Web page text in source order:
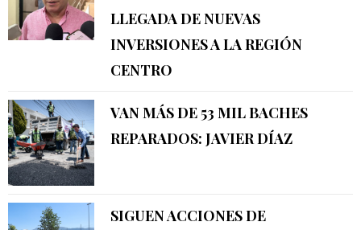
LLEGADA DE NUEVAS
INVERSIONES A LA REGIÓN
CENTRO
VAN MÁS DE 53 MIL BACHES
REPARADOS: JAVIER DÍAZ
SIGUEN ACCIONES DE